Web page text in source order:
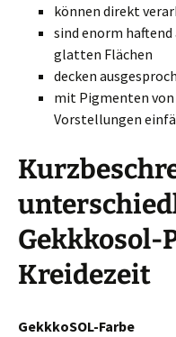
können direkt
sind enorm
glatten Flächen
decken
mit Pigmenten
Vorstellungen
Gekkkosol-
Kreidezeit
GekkkoSOL-Farbe